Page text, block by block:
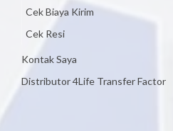
Cek Biaya Kirim
Cek Resi
Kontak Saya
Distributor 4Life Transfer Factor